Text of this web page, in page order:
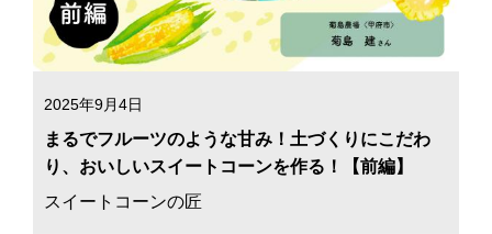
2025年9月4日
まるでフルーツのような甘み！土づくりにこだわ
り、おいしいスイートコーンを作る！【前編】
スイートコーンの匠